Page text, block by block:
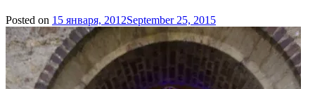
Posted on 15 января, 2012September 25, 2015
admin